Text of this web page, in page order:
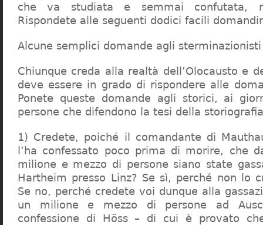
che va studiata e semmai confutata,
Rispondete alle seguenti dodici facili
Alcune semplici domande agli sterminazionisti
Chiunque creda alla realtà dell’Olocausto e
deve essere in grado di rispondere alle
Ponete queste domande agli storici, ai
persone che difendono la tesi della
1) Credete, poiché il comandante di
l’ha confessato poco prima di morire, che
milione e mezzo di persone siano state
Hartheim presso Linz? Se sì, perché non lo
Se no, perché credete voi dunque alla
un milione e mezzo di persone ad
confessione di Höss – di cui è provato